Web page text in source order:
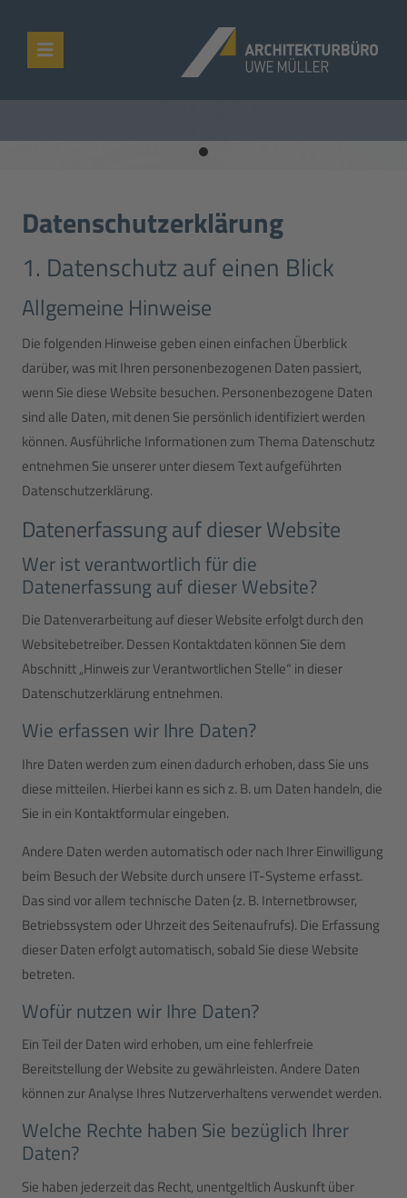
Datenschutz­erklärung
1. Datenschutz auf einen Blick
Allgemeine Hinweise
Die folgenden Hinweise geben einen einfachen Überblick
darüber, was mit Ihren personenbezogenen Daten passiert,
wenn Sie diese Website besuchen. Personenbezogene Daten
sind alle Daten, mit denen Sie persönlich identifiziert werden
können. Ausführliche Informationen zum Thema Datenschutz
entnehmen Sie unserer unter diesem Text aufgeführten
Datenschutzerklärung.
Datenerfassung auf dieser Website
Wer ist verantwortlich für die
Datenerfassung auf dieser Website?
Die Datenverarbeitung auf dieser Website erfolgt durch den
Websitebetreiber. Dessen Kontaktdaten können Sie dem
Abschnitt „Hinweis zur Verantwortlichen Stelle“ in dieser
Datenschutzerklärung entnehmen.
Wie erfassen wir Ihre Daten?
Ihre Daten werden zum einen dadurch erhoben, dass Sie uns
diese mitteilen. Hierbei kann es sich z. B. um Daten handeln, die
Sie in ein Kontaktformular eingeben.
Andere Daten werden automatisch oder nach Ihrer Einwilligung
beim Besuch der Website durch unsere IT-Systeme erfasst.
Das sind vor allem technische Daten (z. B. Internetbrowser,
Betriebssystem oder Uhrzeit des Seitenaufrufs). Die Erfassung
dieser Daten erfolgt automatisch, sobald Sie diese Website
betreten.
Wofür nutzen wir Ihre Daten?
Ein Teil der Daten wird erhoben, um eine fehlerfreie
Bereitstellung der Website zu gewährleisten. Andere Daten
können zur Analyse Ihres Nutzerverhaltens verwendet werden.
Welche Rechte haben Sie bezüglich Ihrer
Daten?
Sie haben jederzeit das Recht, unentgeltlich Auskunft über